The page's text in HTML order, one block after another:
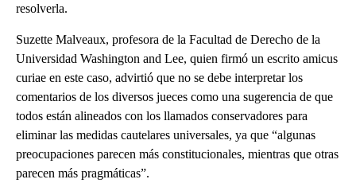
resolverla.
Suzette Malveaux, profesora de la Facultad de Derecho de la
Universidad Washington and Lee, quien firmó un escrito amicus
curiae en este caso, advirtió que no se debe interpretar los
comentarios de los diversos jueces como una sugerencia de que
todos están alineados con los llamados conservadores para
eliminar las medidas cautelares universales, ya que “algunas
preocupaciones parecen más constitucionales, mientras que otras
parecen más pragmáticas”.